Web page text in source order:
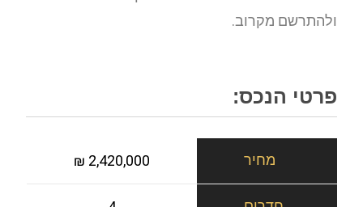
ולהתרשם מקרוב.
פרטי הנכס:
2,420,000 ₪